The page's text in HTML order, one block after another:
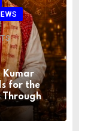
Kumar
for the
Through